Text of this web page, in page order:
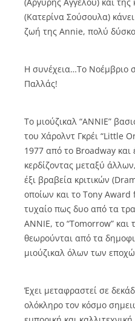
(Κατερίνα Σούσουλα)
ζωή της Annie, πολύ
Η συνέχεια…Το Νοέμβριο
Παλλάς!
Το μιούζικαλ “ΑΝΝΙΕ”
του Χάρολντ Γκρέι “Little
1977 από το Broadway και
κερδίζοντας μεταξύ
έξι βραβεία κριτικών
οποίων και το Tony Award
τυχαίο πως δυο από τα
ΑΝΝΙΕ, το “Tomorrow” και
θεωρούνται από τα
μιούζικαλ όλων των
Έχει μεταφραστεί σε
ολόκληρο τον κόσμο